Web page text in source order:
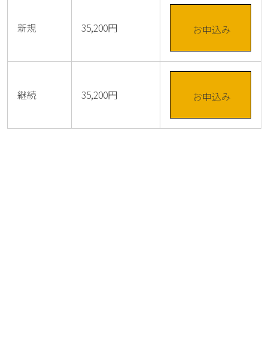
新規 35,200円 お申込み
継続 35,200円 お申込み